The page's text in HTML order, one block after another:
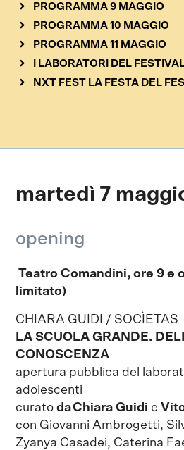
PROGRAMMA 9 MAGGIO
PROGRAMMA 10 MAGGIO
PROGRAMMA 11 MAGGIO
I LABORATORI DEL
NXT FEST LA FESTA DEL
martedì 7
opening
Teatro Comandini, ore 9 e
limitato)
CHIARA GUIDI / SOCÌETAS
LA SCUOLA GRANDE.
CONOSCENZA
apertura pubblica del
adolescenti
curatoda Chiara Guidi e
con Giovanni Ambrogetti,
Zyanya Casadei, Caterina